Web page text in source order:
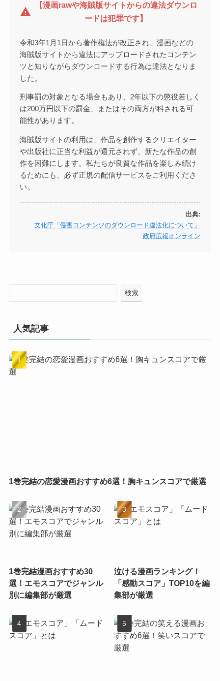
warning
【漫画rawや海賊版サイトからの違法ダウンロ
ードは犯罪です】
令和3年1月1日から著作権法が改正され、漫画などの
海賊版サイトから違法にアップロードされたコンテン
ツと知りながらダウンロードする行為は違法となりま
した。
刑事罰の対象となる場合もあり、2年以下の懲役若しく
は200万円以下の罰金、またはその両方が科される可
能性があります。
海賊版サイトの利用は、作品を創作するクリエイター
や出版社に正当な利益が還元されず、新たな作品の創
作を困難にします。私たちが良質な作品を楽しみ続け
るためにも、必ず正規の配信サービスをご利用くださ
い。
出典:
文化庁「侵害コンテンツのダウンロード違法化について」
政府広報オンライン
検索
人気記事
1巻完結の恋愛漫画おすすめ6選！胸キュンスコアで厳選
1巻完結漫画おすすめ30
選！エモスコアでジャンル
別に編集部が厳選
泣ける漫画ランキング！
「感動スコア」TOP10を編
集部が厳選